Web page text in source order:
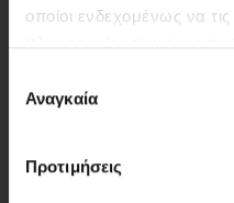
οποίοι ενδεχομένως να
των υπηρεσιών τους.
συγκατάθεσης
Αναγκαία
Προτιμήσεις